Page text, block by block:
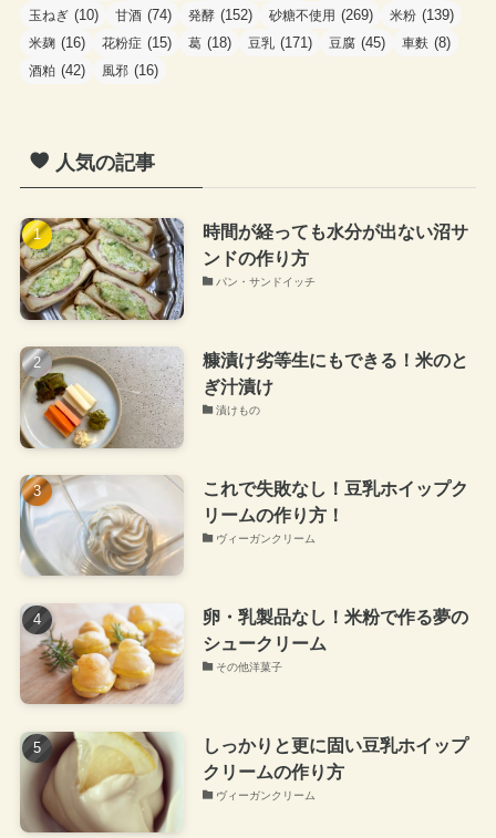
玉ねぎ (10) 甘酒 (74) 発酵 (152) 砂糖不使用 (269) 米粉 (139)
米麹 (16) 花粉症 (15) 葛 (18) 豆乳 (171) 豆腐 (45) 車麩 (8)
酒粕 (42) 風邪 (16)
人気の記事
時間が経っても水分が出ない沼サ
ンドの作り方
パン・サンドイッチ
糠漬け劣等生にもできる！米のと
ぎ汁漬け
漬けもの
これで失敗なし！豆乳ホイップク
リームの作り方！
ヴィーガンクリーム
卵・乳製品なし！米粉で作る夢の
シュークリーム
その他洋菓子
しっかりと更に固い豆乳ホイップ
クリームの作り方
ヴィーガンクリーム